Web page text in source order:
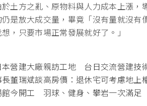
土方之亂、原物料與人力成本上漲，
是放大成交量，畢竟「沒有量就沒有
，只要市場正常發展就好了。」
營建大廠親訪工地 台日交流營建技
董瑞斌談高房價：退休宅可考慮地上
今開工 羽球、健身、攀岩一次滿足